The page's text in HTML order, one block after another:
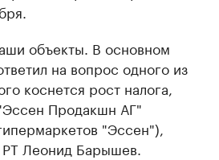
объекты. В основном
на вопрос одного из
коснется рост налога,
Продакшн АГ"
"Эссен"),
РТ Леонид Барышев.